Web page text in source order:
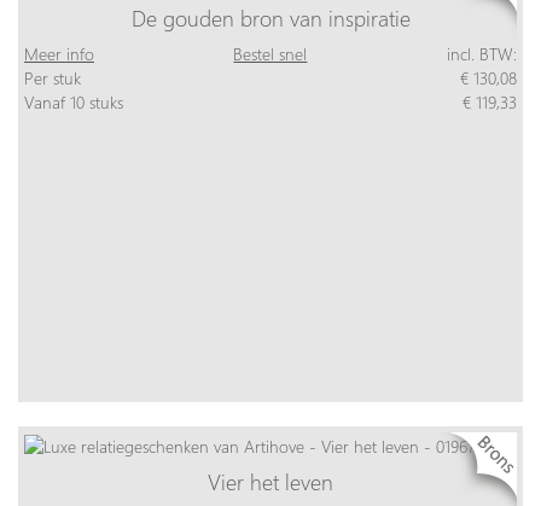
De gouden bron van inspiratie
Meer info Bestel snel
incl. BTW:
Per stuk
€ 130,08
Vanaf 10 stuks
€ 119,33
Vier het leven